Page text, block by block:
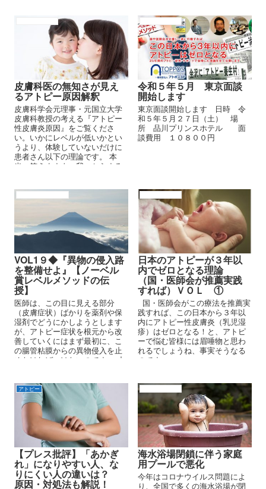
それらの異物侵入を常に阻止す
皮膚科医の無知さが見え
るアトピー原因解釈
皮膚科学会元理事・元国立大学
皮膚科教授の考える『アトピー
性皮膚炎原因』をご覧くださ
い。いかにレベルが低いかとい
うより、体験していないだけに
患者さん以下の理論です。 本
当、笑えますよ、我々からする
服理論の１０％以下レベルで
す。いや、改善し辛い体へ追い
込むステロイド剤療法を行うの
で、『マイナス理論』となりま
すね。我が孫にもステロイド剤
を処方して続行させているの
で、、、
令和５年５月 東京面談
開始します
東京面談開始します 日時 令
和５年５月２７日（土） 場
所 品川プリンスホテル 面
談費用 １０８００円
VOL1９◆『異物の侵入路
を整備せよ』【ノーベル
賞レベルメソッドの伝
授】
医師は、この目に見える部分
（皮膚症状）ばかりを薬剤や保
湿剤でどうにかしようとします
が、アトピー症状を根元から改
善していくにはまず最初に、こ
の腸管粘膜からの異物侵入を止
めなければいけないのです。 止
させることです。
日本のアトピーが３年以
内でゼロとなる理論
（国・医師会が推薦実践
すれば）ＶＯＬ ①
国・医師会がこの療法を推薦実
践すれば、この日本から３年以
内にアトピー性皮膚炎（乳児湿
疹）はゼロとなる！と、アトピ
ーで悩む皆様には眉唾物と思わ
れるでしょうね、事実そうなる
のです。
アトピー
【プレス批評】「あかぎ
れ」になりやすい人、な
りにくい人の違いは？
原因・対処法も解説！
海水浴場閉鎖に伴う家庭
用プールで悪化
今年はコロナウイルス問題によ
り、全国で多くの海水浴場が閉